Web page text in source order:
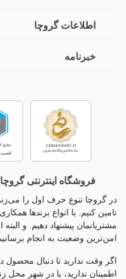
اطلاعات گروچا
خبرنامه
فروشگاه اینترنتی گروچا
در گروچا تنوع حرف اول را
تامین کنیم. با انواع برندها
مشتریانمان پیشنهاد دهیم. و
امن‌ترین وضعیت به انجام
اگر وقت ندارید تا دنبال محصول
اطمینان ندارید، یا در شهر محل